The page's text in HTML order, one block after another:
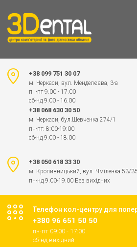
+38 099 751 30 07
м. Черкаси, вул. Менделєєва, 3-а
пн-пт 9.00 - 17.00
сб-нд 9.00 - 16.00
+38 068 630 30 50
м. Черкаси, бул.Шевченка 274/1
пн-пт: 8:00-19:00
сб-нд 9.00 - 18.00
+38 050 618 33 30
м. Кропивницький, вул. Чміленка 53/35
пн-нд 9.00-19.00 Без вихідних
Телефон кол-центру для
+380 96 651 50 50
пн-пт 09:00 - 17:00
cб-нд вихідний